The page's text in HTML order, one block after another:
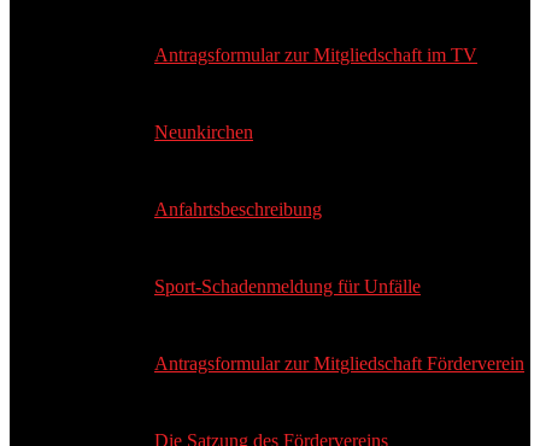
Antragsformular zur Mitgliedschaft im TV
Neunkirchen
Anfahrtsbeschreibung
Sport-Schadenmeldung für Unfälle
Antragsformular zur Mitgliedschaft Förderverein
Die Satzung des Fördervereins